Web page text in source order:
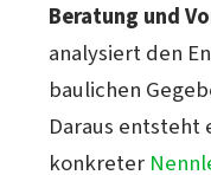
Beratung und
analysiert den
baulichen
Daraus
konkreter